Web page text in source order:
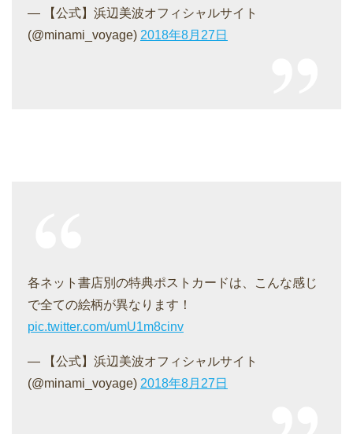
— 【公式】浜辺美波オフィシャルサイト
(@minami_voyage) 2018年8月27日
各ネット書店別の特典ポストカードは、こんな感じ
で全ての絵柄が異なります！
pic.twitter.com/umU1m8cinv
— 【公式】浜辺美波オフィシャルサイト
(@minami_voyage) 2018年8月27日